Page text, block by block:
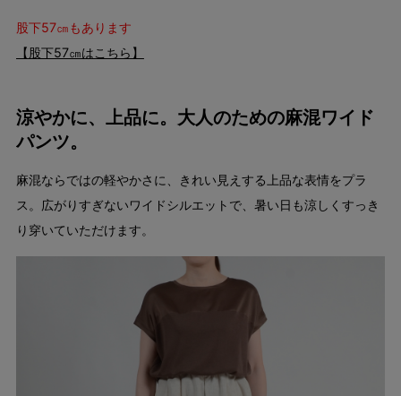
股下57㎝もあります
【股下57㎝はこちら】
涼やかに、上品に。大人のための麻混ワイド
パンツ。
麻混ならではの軽やかさに、きれい見えする上品な表情をプラ
ス。広がりすぎないワイドシルエットで、暑い日も涼しくすっき
り穿いていただけます。